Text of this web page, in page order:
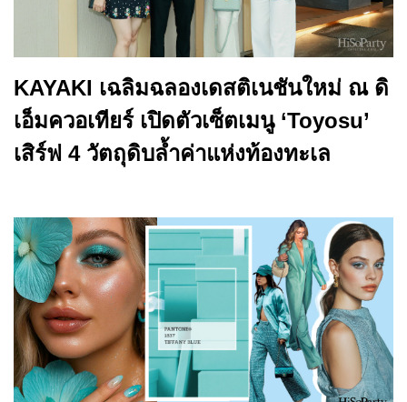
KAYAKI เฉลิมฉลองเดสติเนชันใหม่ ณ ดิ
เอ็มควอเทียร์ เปิดตัวเซ็ตเมนู ‘Toyosu’
เสิร์ฟ 4 วัตถุดิบล้ำค่าแห่งท้องทะเล